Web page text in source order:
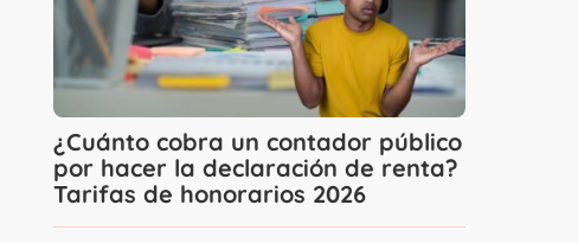
¿Cuánto cobra un contador público
por hacer la declaración de renta?
Tarifas de honorarios 2026